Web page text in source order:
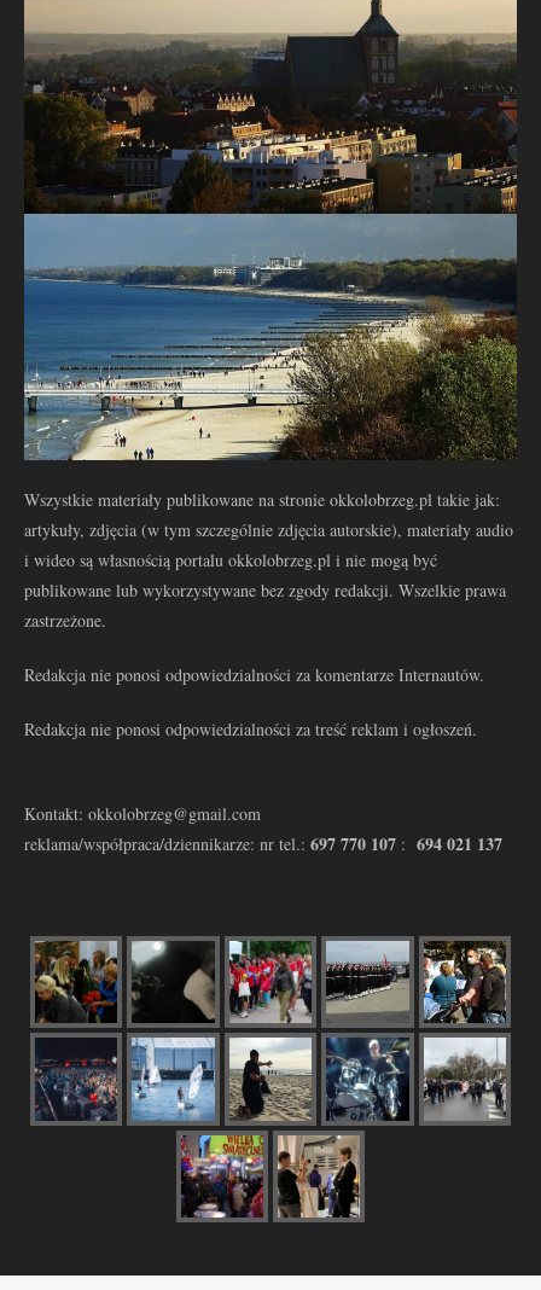
Wszystkie materiały publikowane na stronie okkolobrzeg.pl takie jak:
artykuły, zdjęcia (w tym szczególnie zdjęcia autorskie), materiały audio
i wideo są własnością portalu okkolobrzeg.pl i nie mogą być
publikowane lub wykorzystywane bez zgody redakcji. Wszelkie prawa
zastrzeżone.
Redakcja nie ponosi odpowiedzialności za komentarze Internautów.
Redakcja nie ponosi odpowiedzialności za treść reklam i ogłoszeń.
Kontakt: okkolobrzeg@gmail.com
reklama/współpraca/dziennikarze: nr tel.: 697 770 107 : 694 021 137